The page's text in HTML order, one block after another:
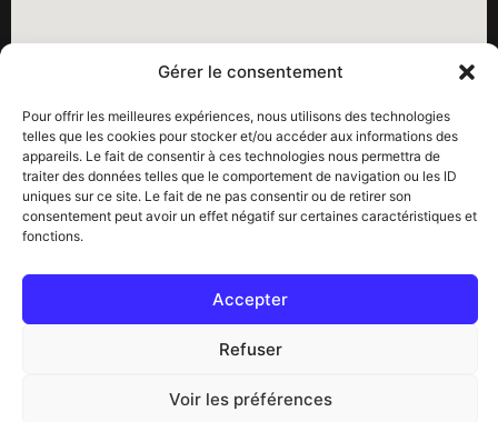
Gérer le consentement
Pour offrir les meilleures expériences, nous utilisons des technologies
telles que les cookies pour stocker et/ou accéder aux informations des
appareils. Le fait de consentir à ces technologies nous permettra de
traiter des données telles que le comportement de navigation ou les ID
uniques sur ce site. Le fait de ne pas consentir ou de retirer son
consentement peut avoir un effet négatif sur certaines caractéristiques et
fonctions.
Accepter
Refuser
Voir les préférences
Pour nos dernières infos: Consulteznotre agenda
Soutenez les enfants orphelins de Haïti :
Liens :
> La Paracha de Joël